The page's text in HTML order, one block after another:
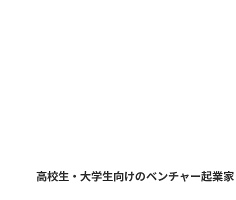
高校生・大学生向けのベンチャー起業